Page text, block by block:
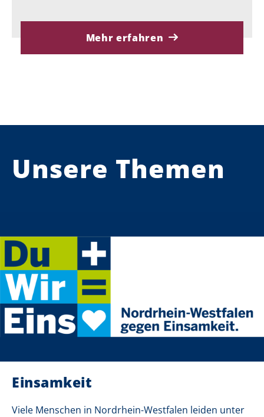
Mehr erfahren
Unsere Themen
Einsamkeit
Viele Menschen in Nordrhein-Westfalen leiden unter